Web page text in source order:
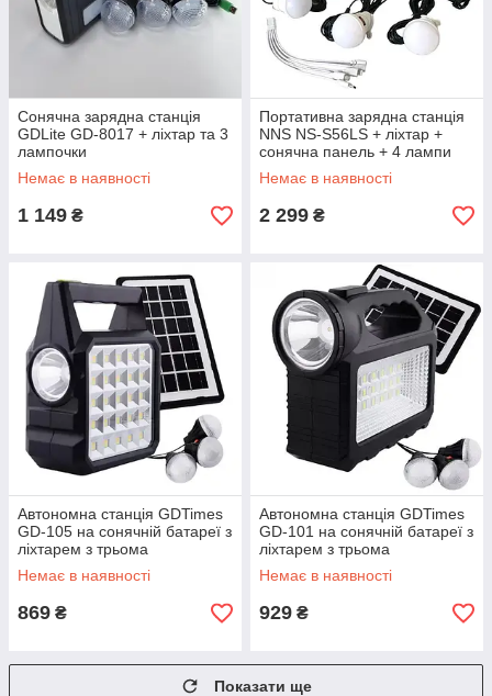
Сонячна зарядна станція
GDLite GD-8017 + ліхтар та 3
лампочки
Немає в наявності
1 149 ₴
Портативна зарядна станція
NNS NS-S56LS + ліхтар +
сонячна панель + 4 лампи
Немає в наявності
2 299 ₴
Автономна станція GDTimes
GD-105 на сонячній батареї з
ліхтарем з трьома
лампочками та Power Bank
Немає в наявності
869 ₴
Автономна станція GDTimes
GD-101 на сонячній батареї з
ліхтарем з трьома
лампочками
Немає в наявності
929 ₴
Показати ще